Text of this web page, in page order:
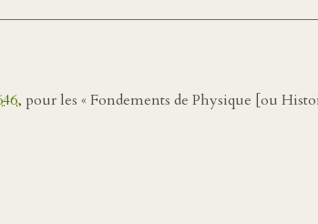
, pour les « Fondements de Physique [ou